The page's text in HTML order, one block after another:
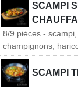
SCAMPI
8/9 pièces -
champignons,
SCAMPI